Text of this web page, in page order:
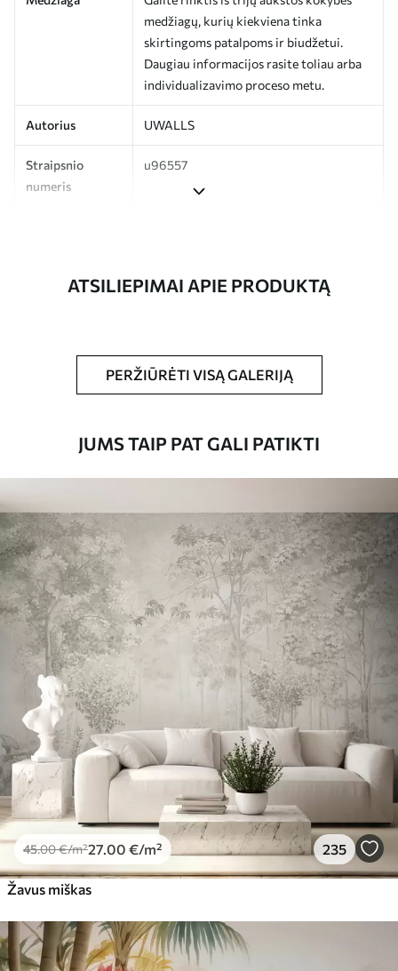
medžiagų, kurių kiekviena tinka
skirtingoms patalpoms ir biudžetui.
Daugiau informacijos rasite toliau arba
individualizavimo proceso metu.
Autorius UWALLS
Straipsnio
numeris
u96557
Tapetus galima švelniai valyti minkšta
kempine. Lakuotus tapetus galima valyti
Taikymo būdas Sklandus taikymas
Turimos medžiagos
Standartas
45.0027.00 €/m²
Premiumas
56 .6734.00€/m²
Premium vinilas
65 .0039.00€/m²
Peel and Stick
81.65 48
ATSILIEPIMAI APIE PRODUKTĄ
PERŽIŪRĖTI VISĄ GALERIJĄ
JUMS TAIP PAT GALI PATIKTI
45.00€/m²27 .00 €/m² 235
Žavus miškas